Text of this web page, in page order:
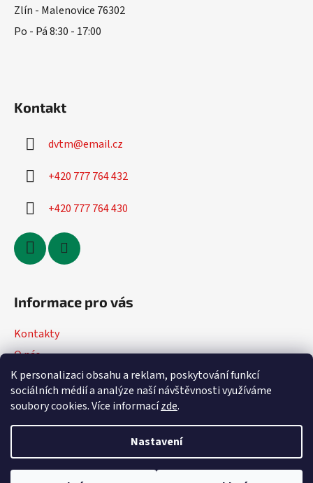
K personalizaci obsahu a reklam, poskytování funkcí
sociálních médií a analýze naší návštěvnosti využíváme
soubory cookies. Více informacízde.
Nastavení
Zlín - Malenovice 76302
Po - Pá 8:30 - 17:00
Kontakt
dvtm@email.cz
+420 777 764 432
+420 777 764 430
Informace pro vás
Kontakty
O nás
Jak nakupovat
Obchodní podmínky
Vytvořil Shoptet